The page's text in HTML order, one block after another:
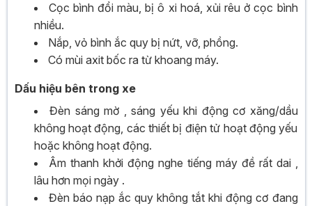
Cọc bình đổi màu, bị ô xi hoá, xủi rêu ở cọc bình
nhiều.
Nắp, vỏ bình ắc quy bị nứt, vỡ, phồng.
Có mùi axit bốc ra từ khoang máy.
Dấu hiệu bên trong xe
Đèn sáng mờ , sáng yếu khi động cơ xăng/dầu
không hoạt động, các thiết bị điện tử hoạt động yếu
hoặc không hoạt động.
Âm thanh khởi động nghe tiếng máy đề rất dai ,
lâu hơn mọi ngày .
Đèn báo nạp ắc quy không tắt khi động cơ đang